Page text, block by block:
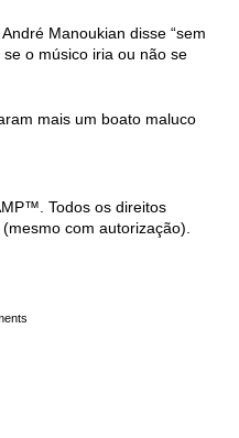
Manoukian disse “sem
o músico iria ou não se
mais um boato maluco
Todos os direitos
com autorização).